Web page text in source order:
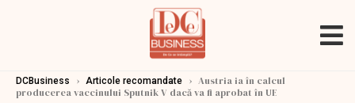
DCBusiness › Articole recomandate › Austria ia în calcul
producerea vaccinului Sputnik V dacă va fi aprobat în UE